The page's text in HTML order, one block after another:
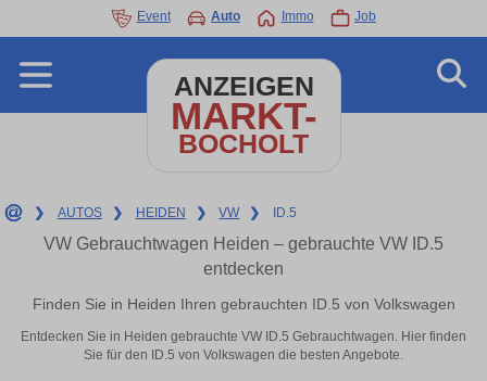
Event Auto Immo Job
ANZEIGEN
MARKT-
BOCHOLT
❯ AUTOS ❯ HEIDEN ❯ VW ❯ ID.5
VW Gebrauchtwagen Heiden – gebrauchte VW ID.5
entdecken
Finden Sie in Heiden Ihren gebrauchten ID.5 von Volkswagen
Entdecken Sie in Heiden gebrauchte VW ID.5 Gebrauchtwagen. Hier finden
Sie für den ID.5 von Volkswagen die besten Angebote.